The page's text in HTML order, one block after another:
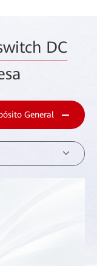
DC
General